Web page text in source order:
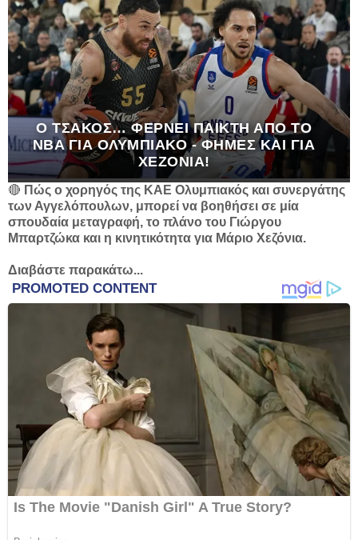
Ο ΤΣΆΚΟΣ… ΦΈΡΝΕΙ ΠΑΊΚΤΗ ΑΠΌ ΤΟ
NBA ΓΙΑ ΟΛΥΜΠΙΑΚΌ - ΦΉΜΕΣ ΚΑΙ ΓΙΑ
ΧΕΖΌΝΙΑ!
🔴 Πώς ο χορηγός της ΚΑΕ Ολυμπιακός και συνεργάτης
των Αγγελόπουλων, μπορεί να βοηθήσει σε μία
σπουδαία μεταγραφή, το πλάνο του Γιώργου
Μπαρτζώκα και η κινητικότητα για Μάριο Χεζόνια.
Διαβάστε παρακάτω...